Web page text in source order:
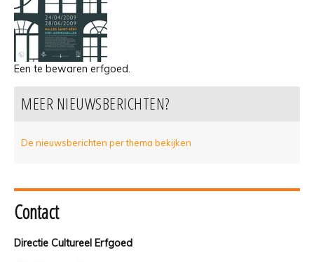
Een te bewaren erfgoed.
MEER NIEUWSBERICHTEN?
De nieuwsberichten per thema bekijken
Contact
Directie Cultureel Erfgoed